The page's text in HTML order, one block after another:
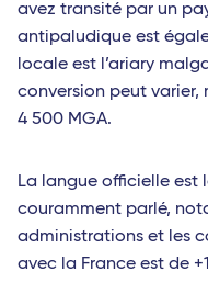
avez transité par un
antipaludique est
locale est l’ariary
conversion peut varier,
4 500 MGA.
La langue officielle est
couramment parlé,
administrations et les
avec la France est de